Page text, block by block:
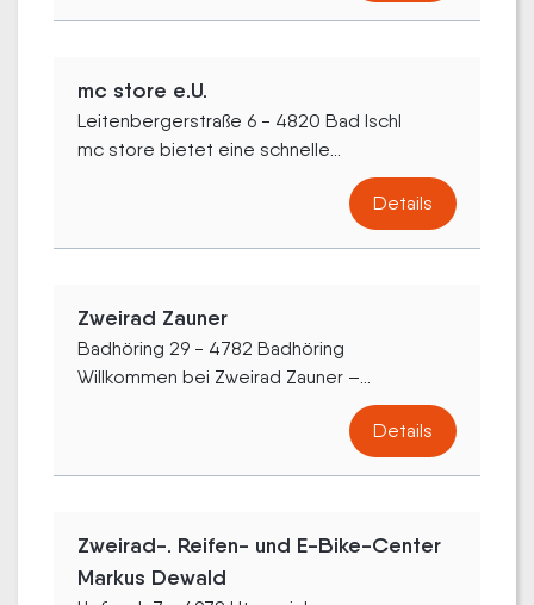
mc store e.U.
Leitenbergerstraße 6 - 4820 Bad Ischl
mc store bietet eine schnelle...
Details
Zweirad Zauner
Badhöring 29 - 4782 Badhöring
Willkommen bei Zweirad Zauner –...
Details
Zweirad-. Reifen- und E-Bike-Center
Markus Dewald